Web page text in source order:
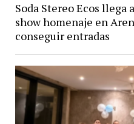
Soda Stereo Ecos llega
show homenaje en
conseguir entradas